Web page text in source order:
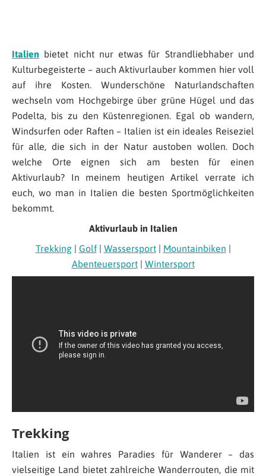
Italien bietet nicht nur etwas für Strandliebhaber und
Kulturbegeisterte – auch Aktivurlauber kommen hier voll
auf ihre Kosten. Wunderschöne Naturlandschaften
wechseln vom Hochgebirge über grüne Hügel und das
Podelta, bis zu den Küstenregionen. Egal ob wandern,
Windsurfen oder Raften – Italien ist ein ideales Reiseziel
für alle, die sich in der Natur austoben wollen. Doch
welche Orte eignen sich am besten für einen
Aktivurlaub? In meinem heutigen Artikel verrate ich
euch, wo man in Italien die besten Sportmöglichkeiten
bekommt.
Aktivurlaub in Italien
Trekking| Golf| Wassersport| Mountainbiken |
Abenteuersport| Wintersport
Trekking
Italien ist ein wahres Paradies für Wanderer – das
vielseitige Land bietet zahlreiche Wanderrouten, die mit